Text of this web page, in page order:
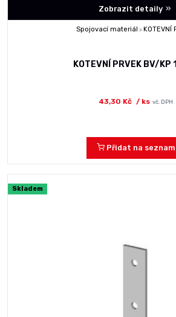
Zobrazit detaily
Spojovací materiál >KOTEVNÍ
KOTEVNÍ PRVEK BV/KP
43,30 Kč / ks vč. DPH
Přidat na seznam
Skladem